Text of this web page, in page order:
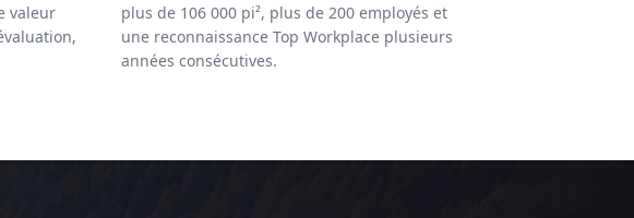
valeur
plus de 106 000 pi², plus de 200 employés et
une reconnaissance Top Workplace plusieurs
années consécutives.